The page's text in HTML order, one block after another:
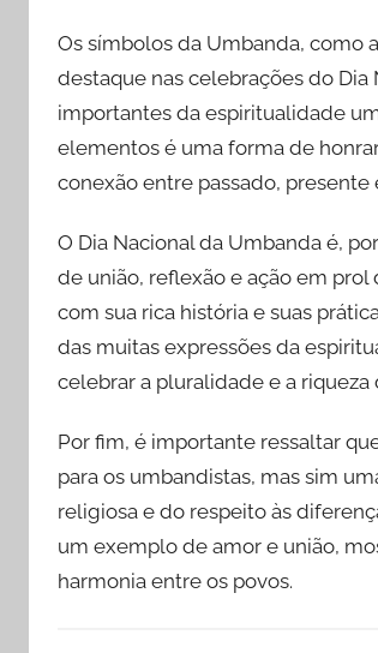
Os símbolos da Umbanda, como
destaque nas celebrações do
importantes da espiritualidade
elementos é uma forma de
conexão entre passado,
O Dia Nacional da Umbanda é,
de união, reflexão e ação em
com sua rica história e suas
das muitas expressões da
celebrar a pluralidade e a
Por fim, é importante ressaltar
para os umbandistas, mas sim
religiosa e do respeito às
um exemplo de amor e união,
harmonia entre os povos.